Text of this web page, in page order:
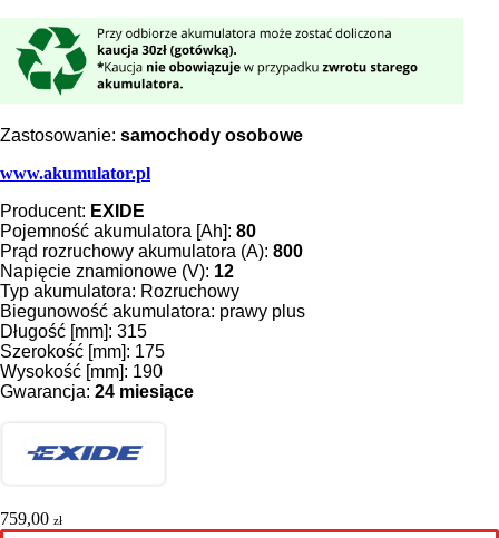
Zastosowanie: samochody osobowe
www.akumulator.pl
Producent: EXIDE
Pojemność akumulatora [Ah]: 80
Prąd rozruchowy akumulatora (A): 800
Napięcie znamionowe (V): 12
Typ akumulatora: Rozruchowy
Biegunowość akumulatora: prawy plus
Długość [mm]: 315
Szerokość [mm]: 175
Wysokość [mm]: 190
Gwarancja: 24 miesiące
759,00 zł